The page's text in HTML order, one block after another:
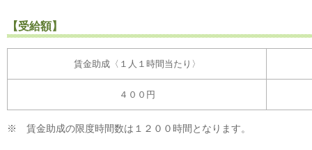
【受給額】
賃金助成〈１人１時間当たり〉
４００円
※ 賃金助成の限度時間数は１２００時間となります。